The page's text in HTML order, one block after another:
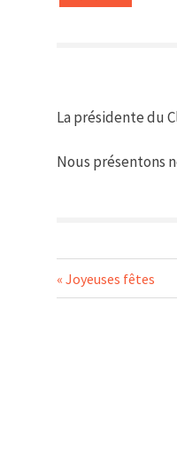
La présidente du
Nous présentons
Previous
Post:
Joyeuses fêtes